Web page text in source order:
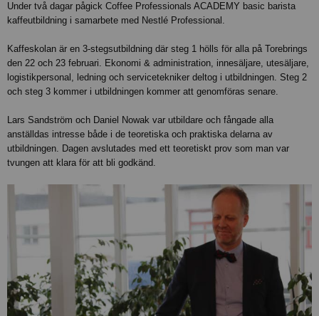
Under två dagar pågick Coffee Professionals ACADEMY basic barista
kaffeutbildning i samarbete med Nestlé Professional.
Kaffeskolan är en 3-stegsutbildning där steg 1 hölls för alla på Torebrings
den 22 och 23 februari. Ekonomi & administration, innesäljare, utesäljare,
logistikpersonal, ledning och servicetekniker deltog i utbildningen. Steg 2
och steg 3 kommer i utbildningen kommer att genomföras senare.
Lars Sandström och Daniel Nowak var utbildare och fångade alla
anställdas intresse både i de teoretiska och praktiska delarna av
utbildningen. Dagen avslutades med ett teoretiskt prov som man var
tvungen att klara för att bli godkänd.